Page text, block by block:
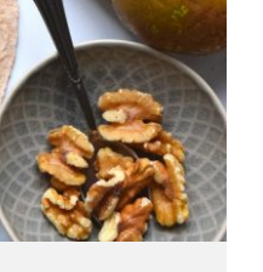
und
Fingerfood